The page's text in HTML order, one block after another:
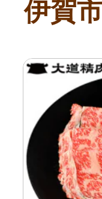
伊賀